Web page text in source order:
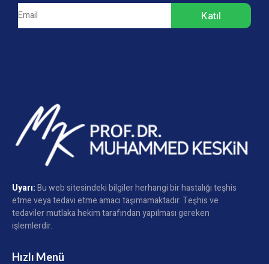
Katıl
Uyarı:Bu web sitesindeki bilgiler herhangi bir hastalığı teşhis
etme veya tedavi etme amacı taşımamaktadır. Teşhis ve
tedaviler mutlaka hekim tarafından yapılması gereken
işlemlerdir.
Hızlı Menü